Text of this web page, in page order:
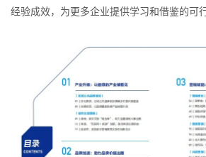
经验成效，为更多企业提供学习和借鉴的可